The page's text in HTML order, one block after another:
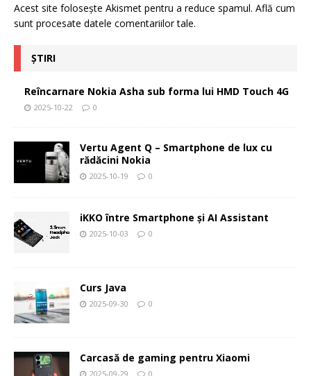
Acest site folosește Akismet pentru a reduce spamul. Află cum
sunt procesate datele comentariilor tale.
ȘTIRI
Reîncarnare Nokia Asha sub forma lui HMD Touch 4G
2025-10-22 0
Vertu Agent Q – Smartphone de lux cu
rădăcini Nokia
2025-10-19 0
iKKO între Smartphone și AI Assistant
2025-10-03 0
Curs Java
2025-09-30 0
Carcasă de gaming pentru Xiaomi
2025-09-29 0